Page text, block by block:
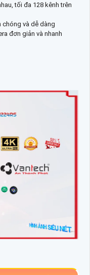
tối đa 128 kênh trên
chóng và dễ dàng
đơn giản và nhanh